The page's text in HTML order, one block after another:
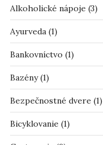
Alkoholické nápoje (3)
Ayurveda(1)
Bankovníctvo (1)
Bazény(1)
Bezpečnostné dvere (1)
Bicyklovanie (1)